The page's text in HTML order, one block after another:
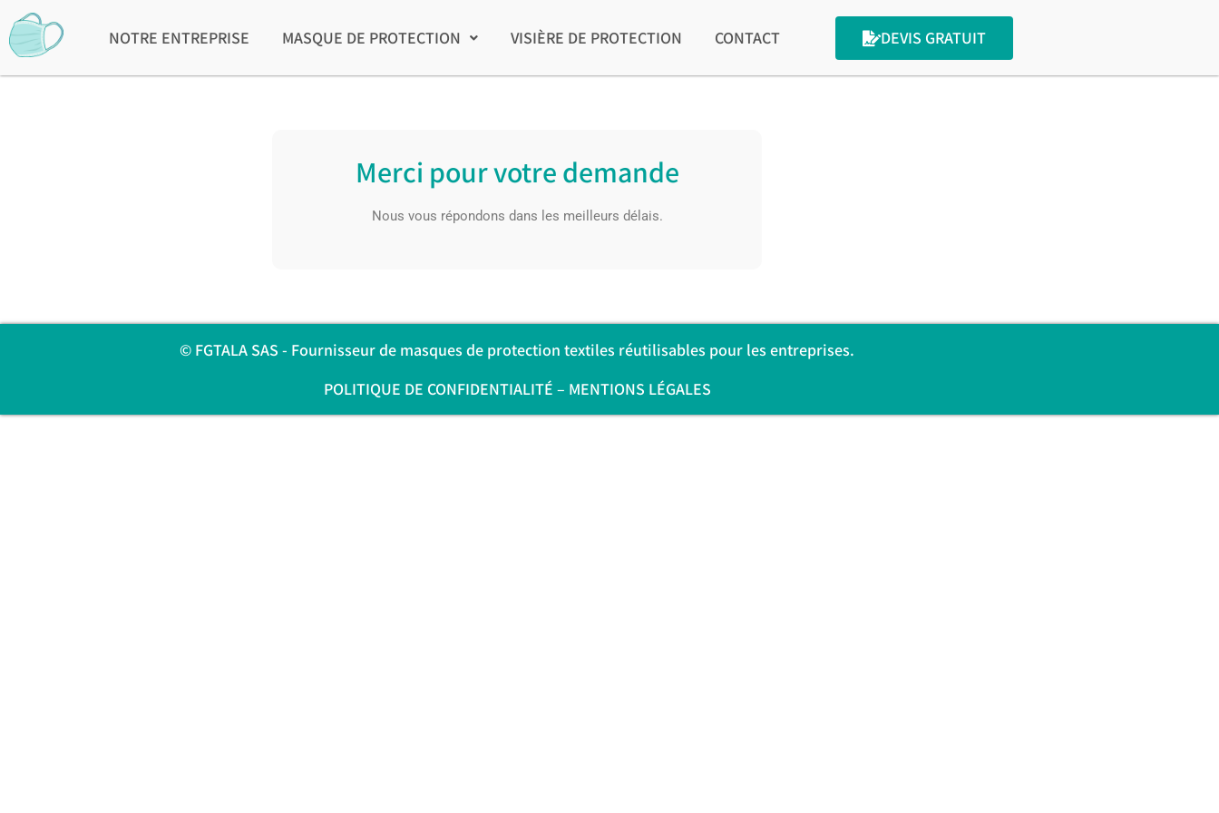
NOTRE ENTREPRISE MASQUE DE PROTECTION VISIÈRE DE PROTECTION CONTACT DEVIS GRATUIT
Merci pour votre demande
Nous vous répondons dans les meilleurs délais.
© FGTALA SAS - Fournisseur de masques de protection textiles réutilisables pour les entreprises.
POLITIQUE DE CONFIDENTIALITÉ – MENTIONS LÉGALES